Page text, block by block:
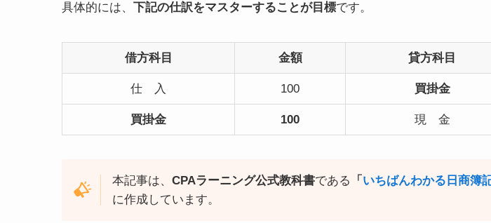
具体的には、 下記の仕訳をマスターすることが目標です。
借方科目 金額 貸方科目
仕 入 100 買掛金
買掛金 100 現 金
本記事は、CPAラーニング公式教科書である 「 いちばんわかる日商簿
に作成しています。